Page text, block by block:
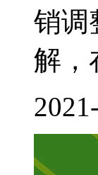
销调
解，